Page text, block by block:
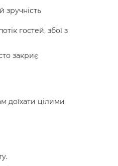
зручність
гостей, збої з
закриє
доїхати цілими